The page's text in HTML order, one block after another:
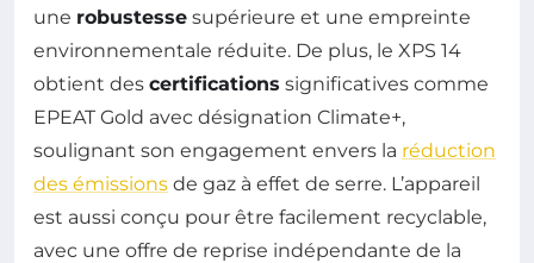
une robustesse supérieure et une empreinte
environnementale réduite. De plus, le XPS 14
obtient des certifications significatives comme
EPEAT Gold avec désignation Climate+,
soulignant son engagement envers la réduction
des émissions de gaz à effet de serre. L’appareil
est aussi conçu pour être facilement recyclable,
avec une offre de reprise indépendante de la